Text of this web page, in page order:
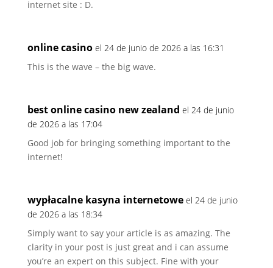
internet site : D.
online casino el 24 de junio de 2026 a las 16:31
This is the wave – the big wave.
best online casino new zealand el 24 de junio
de 2026 a las 17:04
Good job for bringing something important to the
internet!
wypłacalne kasyna internetowe el 24 de junio
de 2026 a las 18:34
Simply want to say your article is as amazing. The
clarity in your post is just great and i can assume
you’re an expert on this subject. Fine with your